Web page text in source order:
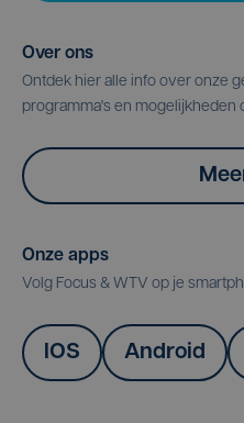
Over ons
Ontdek hier alle info over onze
programma's en mogelijkheden
Onze apps
Volg Focus & WTV op je
IOS Android